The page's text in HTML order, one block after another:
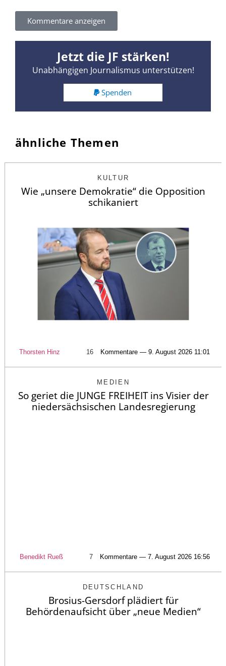
Kommentare anzeigen
Jetzt die JF stärken!
Unabhängigen Journalismus unterstützen!
Spenden
ähnliche Themen
KULTUR
Wie „unsere Demokratie“ die Opposition
schikaniert
Thorsten Hinz 16 Kommentare — 9. August 2026 11:01
MEDIEN
So geriet die JUNGE FREIHEIT ins Visier der
niedersächsischen Landesregierung
Benedikt Rueß 7 Kommentare — 7. August 2026 16:56
DEUTSCHLAND
Brosius-Gersdorf plädiert für
Behördenaufsicht über „neue Medien“